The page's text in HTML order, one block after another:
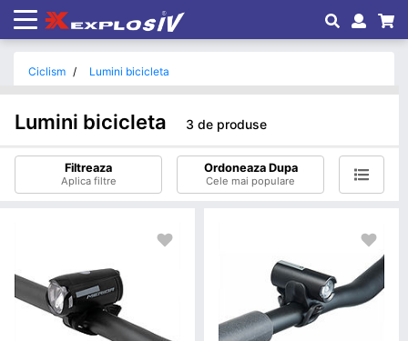
Ciclism Lumini bicicleta
Lumini bicicleta 3 de produse
Filtreaza
Aplica filtre
Ordoneaza Dupa
Cele mai populare